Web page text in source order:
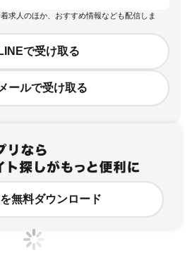
求人のほか、おすすめ情報なども配信しま
LINEで受け取る
ールで受け取る
無料ダウンロード